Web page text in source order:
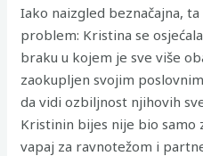
Iako naizgled beznačajna,
problem: Kristina se
braku u kojem je sve više
zaokupljen svojim
da vidi ozbiljnost njihovih
Kristinin bijes nije bio samo
vapaj za ravnotežom i